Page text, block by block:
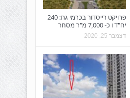
פרויקט רייסדור בכרמי גת: 240
יח"ד ו כ- 7,000 מ"ר מסחר
דצמבר 25, 2020